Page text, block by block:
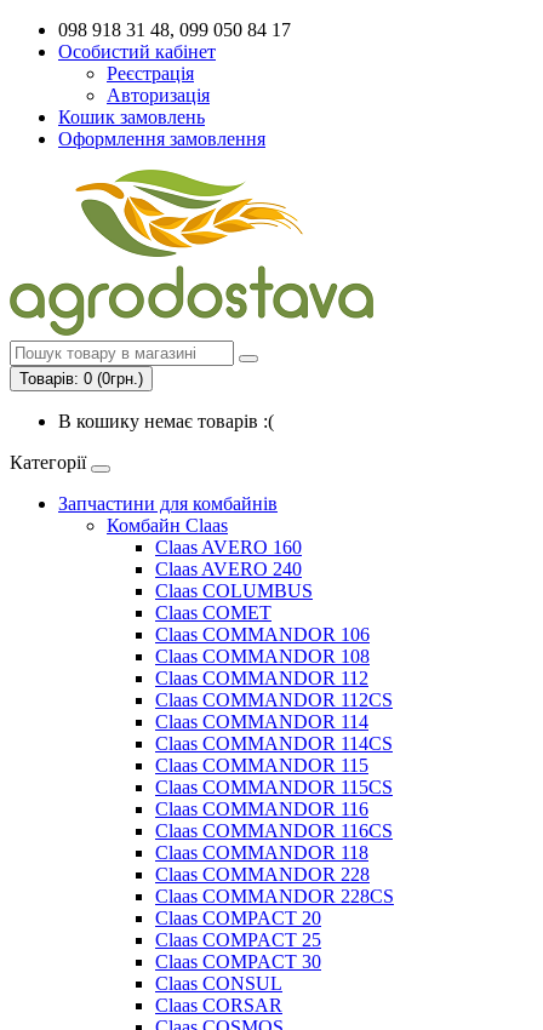
098 918 31 48, 099 050 84 17
Особистий кабінет
Реєстрація
Авторизація
Кошик замовлень
Оформлення замовлення
Товарів: 0 (0грн.)
В кошику немає товарів :(
Категорії
Запчастини для комбайнів
Комбайн Claas
Claas AVERO 160
Claas AVERO 240
Claas COLUMBUS
Claas COMET
Claas COMMANDOR 106
Claas COMMANDOR 108
Claas COMMANDOR 112
Claas COMMANDOR 112CS
Claas COMMANDOR 114
Claas COMMANDOR 114CS
Claas COMMANDOR 115
Claas COMMANDOR 115CS
Claas COMMANDOR 116
Claas COMMANDOR 116CS
Claas COMMANDOR 118
Claas COMMANDOR 228
Claas COMMANDOR 228CS
Claas COMPACT 20
Claas COMPACT 25
Claas COMPACT 30
Claas CONSUL
Claas CORSAR